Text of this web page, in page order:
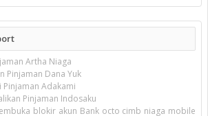
Artha Niaga
Pinjaman Dana Yuk
Pinjaman Adakami
Pinjaman Indosaku
blokir akun Bank octo cimb niaga mobile